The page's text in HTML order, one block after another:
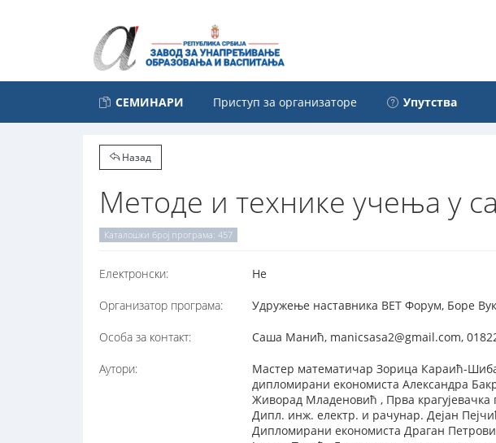
СЕМИНАРИ Приступ за организаторе Упутства
Назад
Методе и технике учења у
Каталошки број програма: 457
Електронски: Не
Организатор програма: Удружење наставника ВЕТ Форум, Боре
Особа за контакт: Саша Манић, manicsasa2@gmail.com,
Аутори:
Мастер математичар Зорица Караић-
дипломирани економиста Александра
Живорад Младеновић , Прва крагујевачка
Дипл. инж. електр. и рачунар. Дејан
Дипломирани економиста Драган